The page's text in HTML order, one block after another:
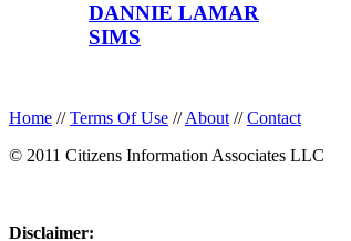
DANNIE LAMAR
SIMS
Home //Terms Of Use //About //Contact
© 2011 Citizens Information Associates LLC
Disclaimer: